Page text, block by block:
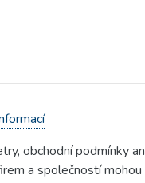
obchodní podmínky
a společností